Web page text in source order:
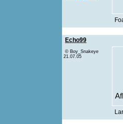
Echo99
© Boy_Snakeye
21.07.05